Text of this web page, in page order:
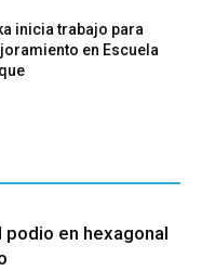
inicia trabajo para
en Escuela
en hexagonal